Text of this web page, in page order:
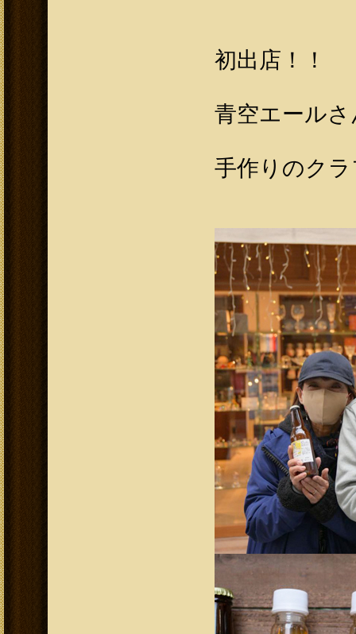
初出店！！
手作りのク